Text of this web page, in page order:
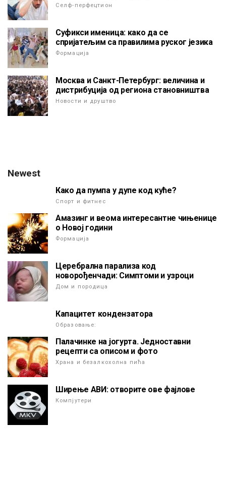
Селф-перфецтион
Суфикси именица: како да се
спријатељим са правилима руског језика
Формација
Москва и Санкт-Петербург: величина и
дистрибуција од региона становништва
Новости и друштво
Newest
Како да пумпа у дупе код куће?
Спорт и фитнес
Амазинг и веома интересантне чињенице
о Новој години
Формација
Церебрална парализа код
новорођенчади: Симптоми и узроци
Дом и породица
Капацитет кондензатора
Образовање:
Палачинке на јогурта. Једноставни
рецепти са описом и фото
Храна и безалкохолна пића
Ширење АВИ: отворите ове фајлове
Компјутери